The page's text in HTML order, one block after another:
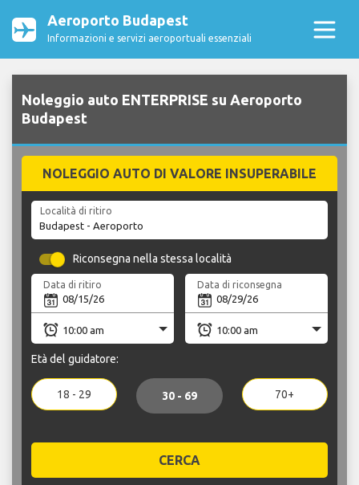
Aeroporto Budapest
Informazioni e servizi aeroportuali essenziali
Noleggio auto ENTERPRISE su Aeroporto
Budapest
NOLEGGIO AUTO DI VALORE INSUPERABILE
Località di ritiro
Riconsegna nella stessa località
Data di ritiro Data di riconsegna
Età del guidatore:
18 - 29 30 - 69 70+
CERCA